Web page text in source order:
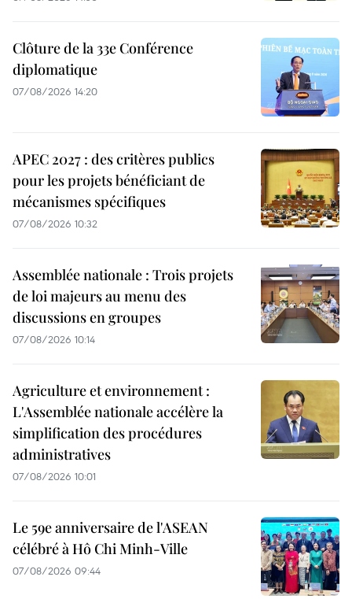
Clôture de la 33e Conférence
diplomatique
07/08/2026 14:20
APEC 2027 : des critères publics
pour les projets bénéficiant de
mécanismes spécifiques
07/08/2026 10:32
Assemblée nationale : Trois projets
de loi majeurs au menu des
discussions en groupes
07/08/2026 10:14
Agriculture et environnement :
L'Assemblée nationale accélère la
simplification des procédures
administratives
07/08/2026 10:01
Le 59e anniversaire de l'ASEAN
célébré à Hô Chi Minh-Ville
07/08/2026 09:44